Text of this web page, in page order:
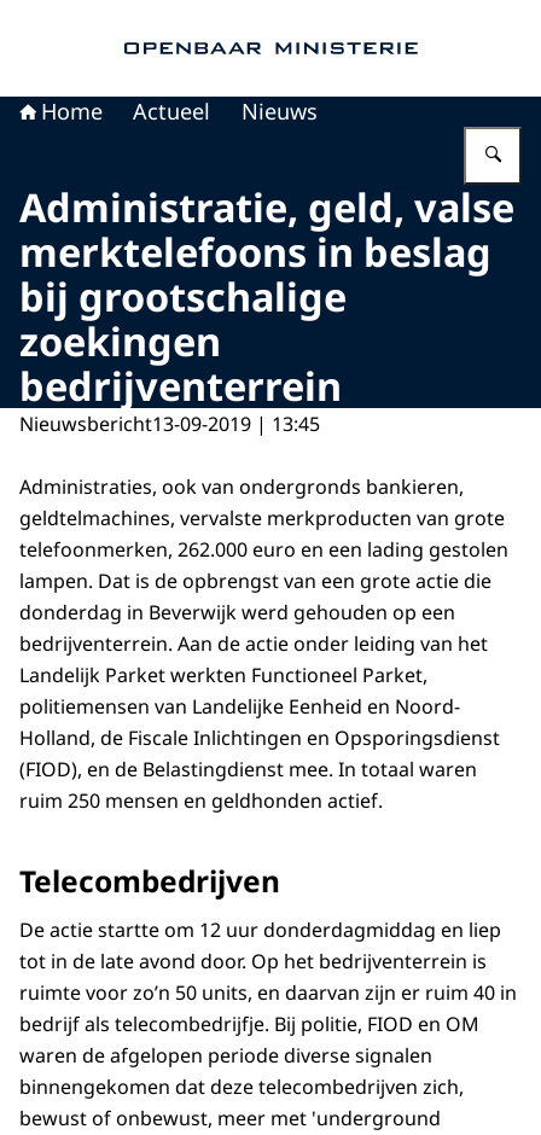
Home Actueel Nieuws
Administratie, geld, valse
merktelefoons in beslag
bij grootschalige
zoekingen
bedrijventerrein
Nieuwsbericht13-09-2019 | 13:45
Administraties, ook van ondergronds bankieren,
geldtelmachines, vervalste merkproducten van grote
telefoonmerken, 262.000 euro en een lading gestolen
lampen. Dat is de opbrengst van een grote actie die
donderdag in Beverwijk werd gehouden op een
bedrijventerrein. Aan de actie onder leiding van het
Landelijk Parket werkten Functioneel Parket,
politiemensen van Landelijke Eenheid en Noord-
Holland, de Fiscale Inlichtingen en Opsporingsdienst
(FIOD), en de Belastingdienst mee. In totaal waren
ruim 250 mensen en geldhonden actief.
Telecombedrijven
De actie startte om 12 uur donderdagmiddag en liep
tot in de late avond door. Op het bedrijventerrein is
ruimte voor zo’n 50 units, en daarvan zijn er ruim 40 in
bedrijf als telecombedrijfje. Bij politie, FIOD en OM
waren de afgelopen periode diverse signalen
binnengekomen dat deze telecombedrijven zich,
bewust of onbewust, meer met 'underground